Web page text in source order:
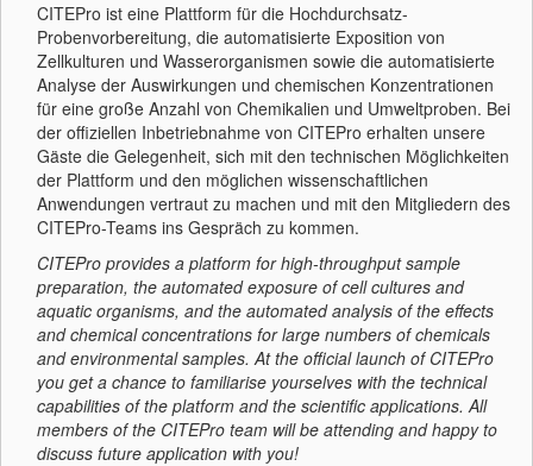
CITEPro ist eine Plattform für die Hochdurchsatz-
Probenvorbereitung, die automatisierte Exposition von
Zellkulturen und Wasserorganismen sowie die automatisierte
Analyse der Auswirkungen und chemischen Konzentrationen
für eine große Anzahl von Chemikalien und Umweltproben. Bei
der offiziellen Inbetriebnahme von CITEPro erhalten unsere
Gäste die Gelegenheit, sich mit den technischen Möglichkeiten
der Plattform und den möglichen wissenschaftlichen
Anwendungen vertraut zu machen und mit den Mitgliedern des
CITEPro-Teams ins Gespräch zu kommen.
CITEPro provides a platform for high-throughput sample
preparation, the automated exposure of cell cultures and
aquatic organisms, and the automated analysis of the effects
and chemical concentrations for large numbers of chemicals
and environmental samples. At the official launch of CITEPro
you get a chance to familiarise yourselves with the technical
capabilities of the platform and the scientific applications. All
members of the CITEPro team will be attending and happy to
discuss future application with you!